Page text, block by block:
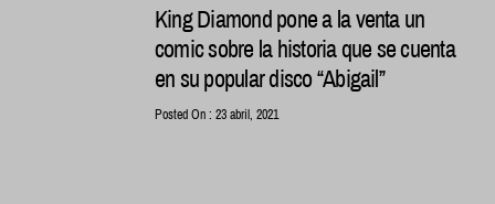
King Diamond pone a la venta un
comic sobre la historia que se cuenta
en su popular disco “Abigail”
Posted On : 23 abril, 2021